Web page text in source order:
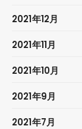
2021年12月
2021年11月
2021年10月
2021年9月
2021年7月